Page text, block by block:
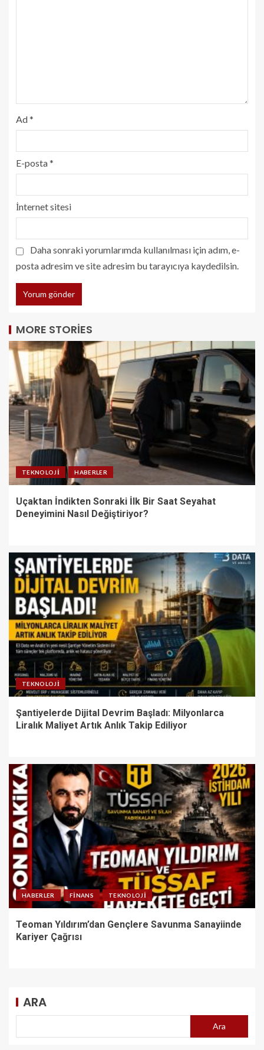
Ad*
E-posta*
İnternet sitesi
Daha sonraki yorumlarımda kullanılması için adım, e-
posta adresim ve site adresim bu tarayıcıya kaydedilsin.
MORE STORIES
TEKNOLOJI HABERLER
Uçaktan İndikten Sonraki İlk Bir Saat Seyahat
Deneyimini Nasıl Değiştiriyor?
TEKNOLOJI
Şantiyelerde Dijital Devrim Başladı: Milyonlarca
Liralık Maliyet Artık Anlık Takip Ediliyor
HABERLER FINANS TEKNOLOJI
Teoman Yıldırım’dan Gençlere Savunma Sanayiinde
Kariyer Çağrısı
ARA
Ara